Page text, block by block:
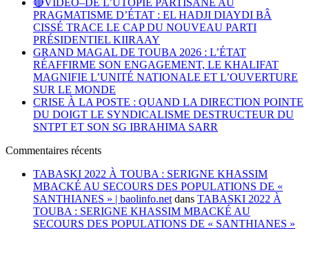
PRAGMATISME D’ÉTAT : EL HADJI DIAYDI BÂ
CISSÉ TRACE LE CAP DU NOUVEAU PARTI
PRÉSIDENTIEL KIIRAAY
GRAND MAGAL DE TOUBA 2026 : L’ÉTAT
RÉAFFIRME SON ENGAGEMENT, LE KHALIFAT
MAGNIFIE L’UNITÉ NATIONALE ET L’OUVERTURE
SUR LE MONDE
CRISE À LA POSTE : QUAND LA DIRECTION POINTE
DU DOIGT LE SYNDICALISME DESTRUCTEUR DU
SNTPT ET SON SG IBRAHIMA SARR
Commentaires récents
TABASKI 2022 À TOUBA : SERIGNE KHASSIM
MBACKÉ AU SECOURS DES POPULATIONS DE «
SANTHIANES » | baolinfo.net dans TABASKI 2022 À
TOUBA : SERIGNE KHASSIM MBACKÉ AU
SECOURS DES POPULATIONS DE « SANTHIANES »